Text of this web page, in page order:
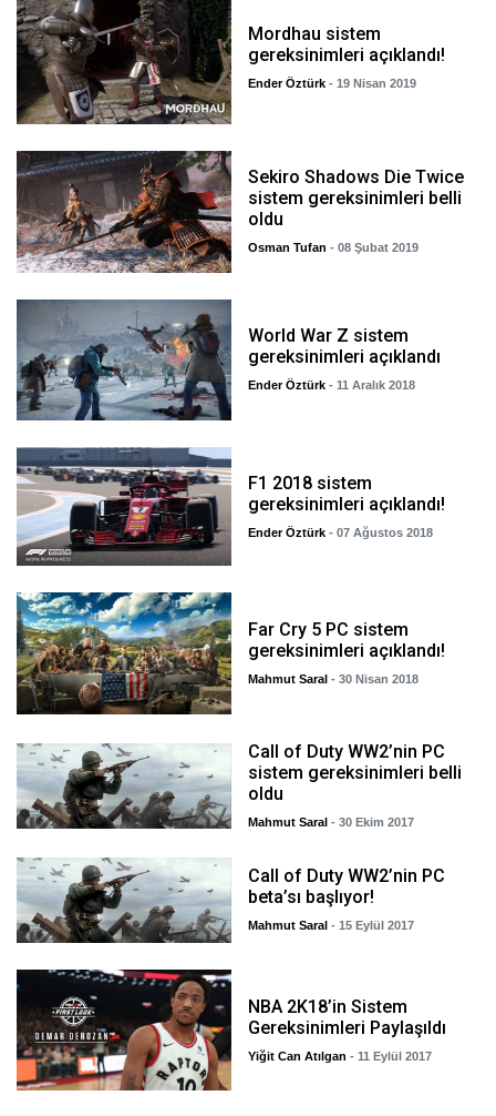
Mordhau sistem
gereksinimleri açıklandı!
Ender Öztürk - 19 Nisan 2019
Sekiro Shadows Die Twice
sistem gereksinimleri belli
oldu
Osman Tufan - 08 Şubat 2019
World War Z sistem
gereksinimleri açıklandı
Ender Öztürk - 11 Aralık 2018
F1 2018 sistem
gereksinimleri açıklandı!
Ender Öztürk - 07 Ağustos 2018
Far Cry 5 PC sistem
gereksinimleri açıklandı!
Mahmut Saral - 30 Nisan 2018
Call of Duty WW2’nin PC
sistem gereksinimleri belli
oldu
Mahmut Saral - 30 Ekim 2017
Call of Duty WW2’nin PC
beta’sı başlıyor!
Mahmut Saral - 15 Eylül 2017
NBA 2K18’in Sistem
Gereksinimleri Paylaşıldı
Yiğit Can Atılgan - 11 Eylül 2017